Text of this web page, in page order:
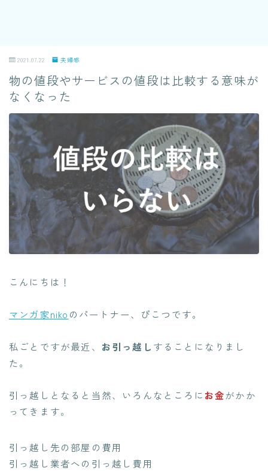
2021.07.22 夫婦感
物の値段やサービスの値段は比較する意味が
なくなった
こんにちは！
マンガ家niko のパートナー、ぴこつです。
私ごとですが最近、 お引っ越し することになりまし
た。
引っ越しとなると当然、いろんなところに お金がかか
ってきます。
引っ越し先の部屋の費用
引っ越し業者への引っ越し費用